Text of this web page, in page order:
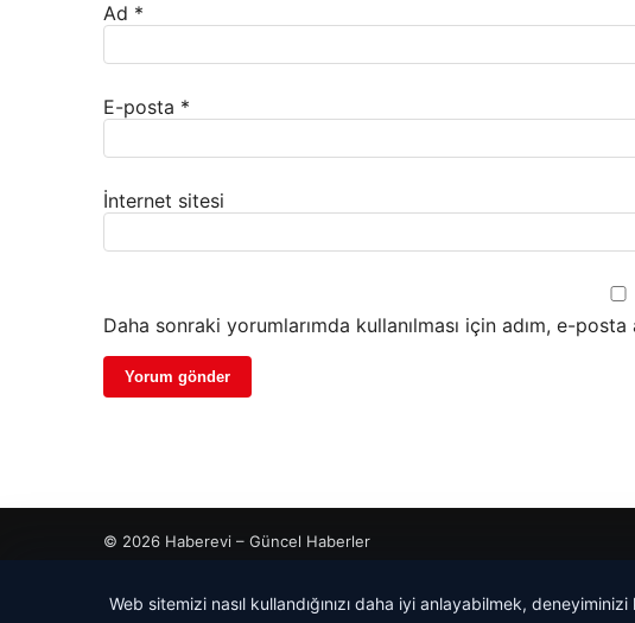
Ad *
E-posta *
İnternet sitesi
Daha sonraki yorumlarımda kullanılması için adım, e-
© 2026 Haberevi – Güncel Haberler
Web sitemizi nasıl kullandığınızı daha iyi anlayabilmek,